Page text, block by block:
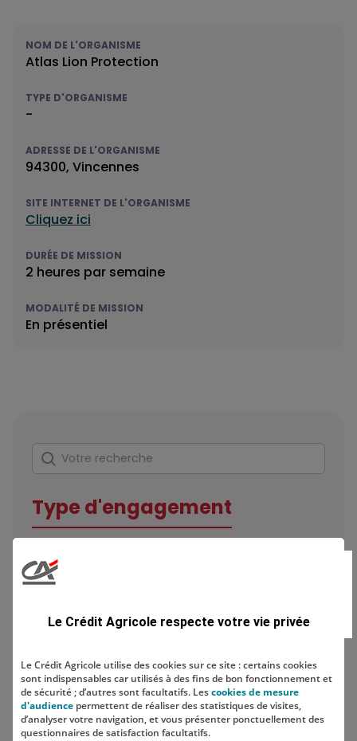
NOM DE L'ORGANISME
Atlas Lion Protection
TYPE D'ORGANISME
-
ADRESSE DE L'ORGANISME
94300, Vincennes
SITE INTERNET DE L'ORGANISME
Cliquez ici
DURÉE DE MISSION
2 heures par semaine
MODALITÉ DE MISSION
En présentiel
Rechercher
Votre recherche
Type d'engagement
Localisation
Le Crédit Agricole respecte votre vie privée
Le Crédit Agricole utilise des cookies sur ce site : certains cookies
sont indispensables car utilisés à des fins de bon fonctionnement et
de sécurité ; d’autres sont facultatifs. Lescookies de mesure
d'audience permettent de réaliser des statistiques de visites,
d’analyser votre navigation, et vous présenter ponctuellement des
questionnaires de satisfaction facultatifs.